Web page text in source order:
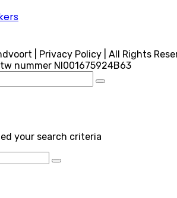
| Privacy Policy | All Rights
nummer Nl001675924B63
your search criteria